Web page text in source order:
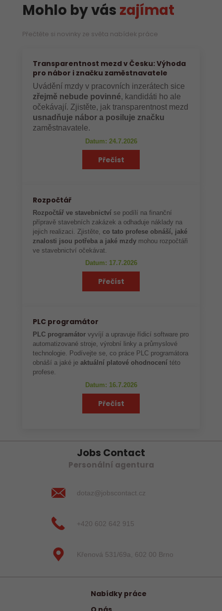
Mohlo by vás zajímat
Přečtěte si novinky ze světa nabídek práce
Transparentnost mezd v Česku: Výhoda
pro nábor i značku zaměstnavatele
Uvádění mzdy v pracovních inzerátech sice
zřejmě nebude povinné, kandidáti ho ale
očekávají. Zjistěte, jak transparentnost mezd
usnadňuje nábor a posiluje značku
zaměstnavatele.
Datum: 24.7.2026
Přečíst
Rozpočtář
Rozpočtář ve stavebnictví se podílí na finanční
přípravě stavebních zakázek a odhaduje náklady na
jejich realizaci. Zjistěte,co tato profese obnáší, jaké
znalosti jsou potřeba a jaké mzdy mohou rozpočtáři
ve stavebnictví očekávat.
Datum: 17.7.2026
Přečíst
PLC programátor
PLC programátor vyvíjí a upravuje řídicí software pro
automatizované stroje, výrobní linky a průmyslové
technologie. Podívejte se, co práce PLC programátora
obnáší a jaké je aktuální platové ohodnocení této
profese.
Datum: 16.7.2026
Přečíst
Jobs Contact
Personální agentura
dotaz@jobscontact.cz
+420 602 642 915
Křenová 531/69a, 602 00 Brno
Nabídky práce